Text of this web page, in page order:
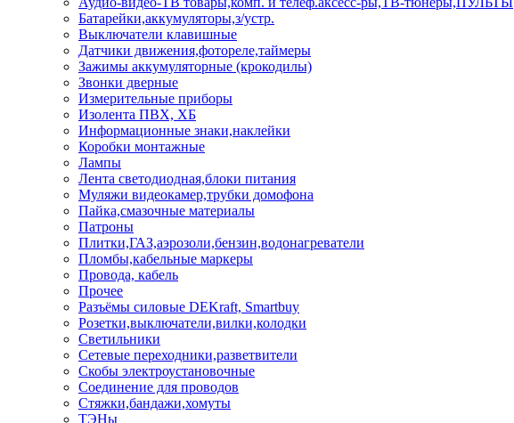
Батарейки,аккумуляторы,з/устр.
Выключатели клавишные
Датчики движения,фотореле,таймеры
Зажимы аккумуляторные (крокодилы)
Звонки дверные
Измерительные приборы
Изолента ПВХ, ХБ
Информационные знаки,наклейки
Коробки монтажные
Лампы
Лента светодиодная,блоки питания
Муляжи видеокамер,трубки домофона
Пайка,смазочные материалы
Патроны
Плитки,ГАЗ,аэрозоли,бензин,водонагреватели
Пломбы,кабельные маркеры
Провода, кабель
Прочее
Разъёмы силовые DEKraft, Smartbuy
Розетки,выключатели,вилки,колодки
Светильники
Сетевые переходники,разветвители
Скобы электроустановочные
Соединение для проводов
Стяжки,бандажи,хомуты
ТЭНы